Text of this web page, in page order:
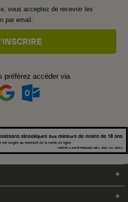
vous acceptez de recevoir les
par email.
préférez accéder via